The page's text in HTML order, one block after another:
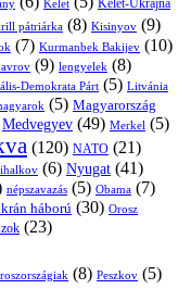
Kelet Kelet-Ukrajna
pátriárka (8) Kisinyov (9)
(7) Kurmanbek Bakijev (10)
(9) lengyelek (8)
Demokrata Párt (5) Litvánia
(5) Magyarország
Medvegyev (49) Merkel (5)
(120) NATO (21)
(6) Nyugat (41)
népszavazás (5) Obama (7)
háború (30) Orosz
(23)
(8) Peszkov (5)